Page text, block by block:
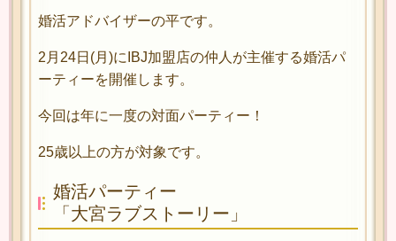
婚活アドバイザーの平です。
2月24日(月)にIBJ加盟店の仲人が主催する婚活パ
ーティーを開催します。
今回は年に一度の対面パーティー！
25歳以上の方が対象です。
婚活パーティー
「大宮ラブストーリー」